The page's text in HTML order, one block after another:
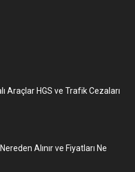
Araçlar HGS ve Trafik Cezaları
Alınır ve Fiyatları Ne